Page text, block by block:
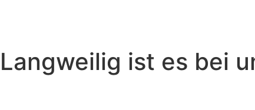
Langweilig ist es bei